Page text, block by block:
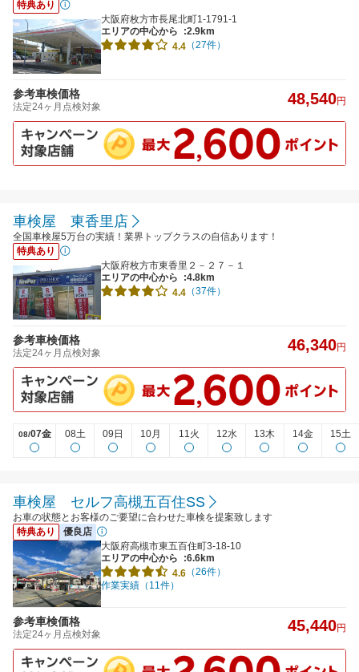
特典あり
大阪府枚方市長尾北町1-1791-1
エリアの中心から
:2.9km
4.4 （27件）
参考車検価格
法定24ヶ月点検対象 48,540円
車検屋 東香里店
全国車検屋5万台の実績！業界トップクラスの自信あります！
特典あり
大阪府枚方市東香里２－２７－１
エリアの中心から
:4.8km
4.4 （37件）
参考車検価格
法定24ヶ月点検対象 46,340円
08/07金 08土 09日 10月 11火 12水 13木 14金 15土
車検屋 セルフ高槻五百住SS
お車の状態とお客様のご要望に合わせた車検を提案致します
特典あり
優良店
大阪府高槻市東五百住町3-18-10
エリアの中心から
:6.6km
4.6 （26件）
作業実績（11件）
参考車検価格
法定24ヶ月点検対象 45,440円